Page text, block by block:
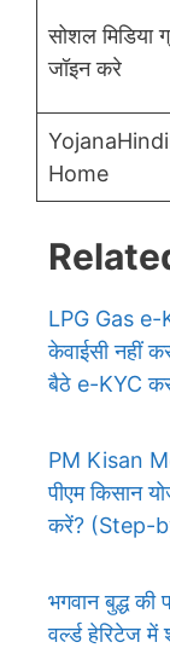
सोशल मिडिया
जॉइन करे
Home
LPG Gas
केवाईसी नहीं
बैठे e-KYC
PM Kisan
पीएम किसान
करें? (Step-
भगवान बुद्ध की
वर्ल्ड हेरिटेज